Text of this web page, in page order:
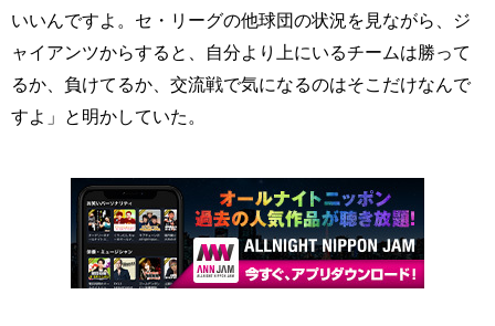
いいんですよ。セ・リーグの他球団の状況を見ながら、ジ
ャイアンツからすると、自分より上にいるチームは勝って
るか、負けてるか、交流戦で気になるのはそこだけなんで
すよ」と明かしていた。